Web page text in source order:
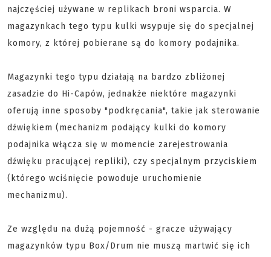
najczęściej używane w replikach broni wsparcia. W
magazynkach tego typu kulki wsypuje się do specjalnej
komory, z której pobierane są do komory podajnika.
Magazynki tego typu działają na bardzo zbliżonej
zasadzie do Hi-Capów, jednakże niektóre magazynki
oferują inne sposoby "podkręcania", takie jak sterowanie
dźwiękiem (mechanizm podający kulki do komory
podajnika włącza się w momencie zarejestrowania
dźwięku pracującej repliki), czy specjalnym przyciskiem
(którego wciśnięcie powoduje uruchomienie
mechanizmu).
Ze względu na dużą pojemność - gracze używający
magazynków typu Box/Drum nie muszą martwić się ich